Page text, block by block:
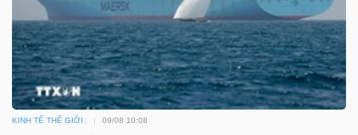
KINH TẾ THẾ GIỚI 09/08 10:08
TIỆN
ÍCH